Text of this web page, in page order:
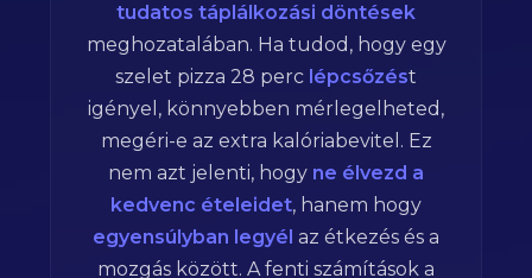
tudatos táplálkozási döntések
meghozatalában. Ha tudod, hogy egy
szelet pizza 28 perc lépcsőzést
igényel, könnyebben mérlegelheted,
megéri-e az extra kalóriabevitel. Ez
nem azt jelenti, hogy ne élvezd a
kedvenc ételeidet, hanem hogy
egyensúlyban legyél az étkezés és a
mozgás között. A fenti számítások a